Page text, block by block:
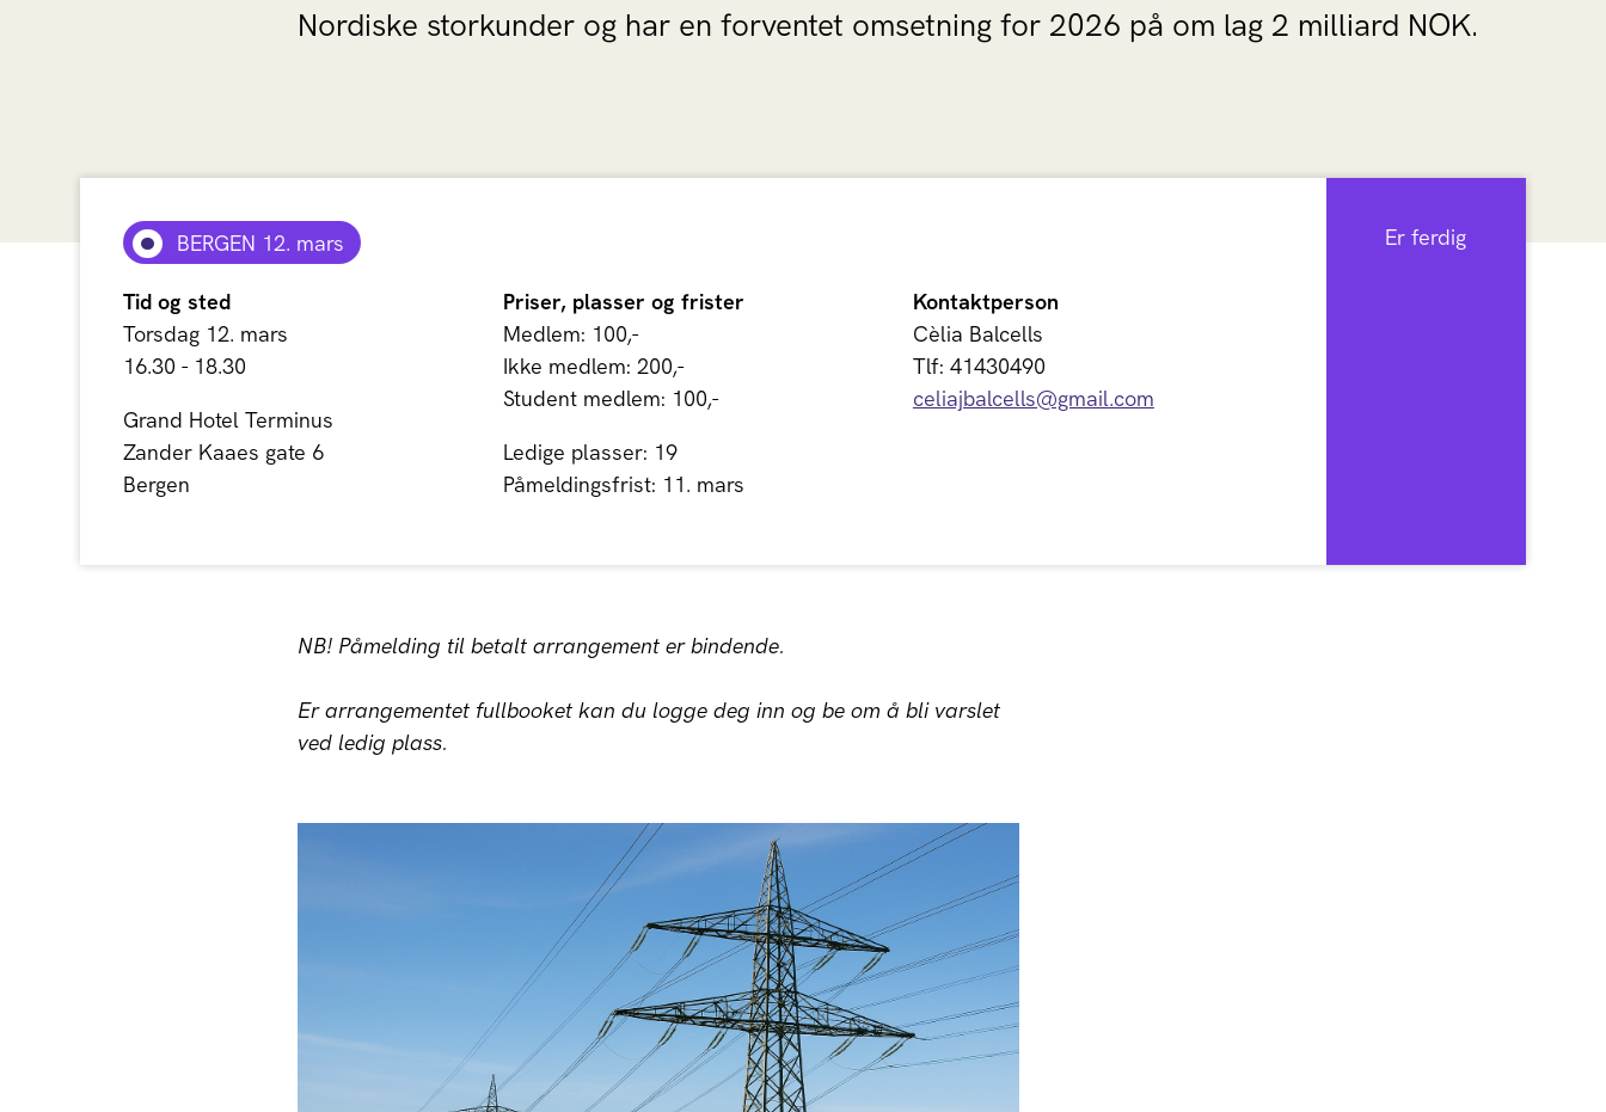
Nordiske storkunder og har en forventet omsetning for 2026 på om lag 2 milliard NOK.
BERGEN 12. mars
Tid og sted
Torsdag 12. mars
16.30 - 18.30
Grand Hotel Terminus
Zander Kaaes gate 6
Bergen
Priser, plasser og frister
Medlem: 100,-
Ikke medlem: 200,-
Student medlem: 100,-
Ledige plasser: 19
Påmeldingsfrist: 11. mars
Kontaktperson
Cèlia Balcells
Tlf: 41430490
celiajbalcells@gmail.com
Er ferdig
NB! Påmelding til betalt arrangement er bindende.
Er arrangementet fullbooket kan du logge deg inn og be om å bli varslet
ved ledig plass.